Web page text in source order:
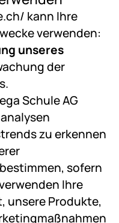
kann Ihre
verwenden:
unseres
der
Schule AG
zu erkennen
sofern
Ihre
unsere Produkte,